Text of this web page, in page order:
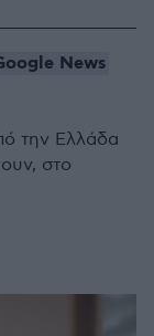
News
την Ελλάδα
στο